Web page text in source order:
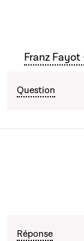
Franz
Question
Réponse